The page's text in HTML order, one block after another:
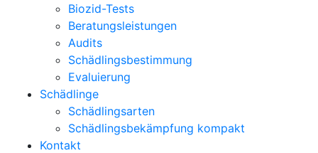
Biozid-Tests
Beratungsleistungen
Audits
Schädlingsbestimmung
Evaluierung
Schädlinge
Schädlingsarten
Schädlingsbekämpfung kompakt
Kontakt